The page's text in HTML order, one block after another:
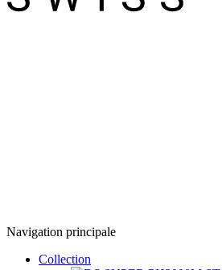
Navigation principale
Collection